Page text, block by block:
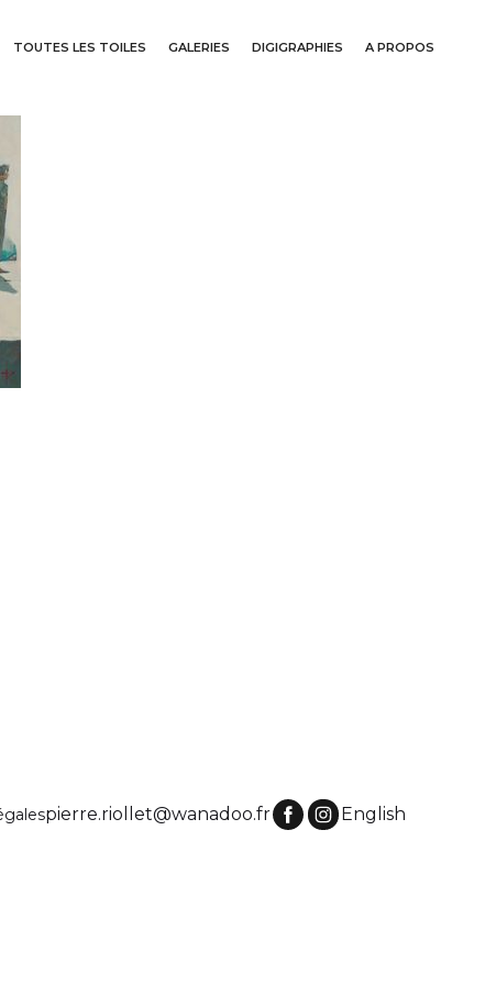
TOUTES LES TOILES GALERIES DIGIGRAPHIES A PROPOS
pierre.riollet@wanadoo.fr English